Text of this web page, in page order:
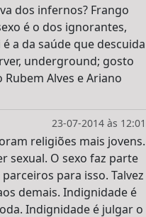
dos infernos? Frango
é o dos ignorantes,
a da saúde que descuida
underground; gosto
Rubem Alves e Ariano
23-07-2014 às 12:01
religiões mais jovens.
sexual. O sexo faz parte
para isso. Talvez
demais. Indignidade é
Indignidade é julgar o